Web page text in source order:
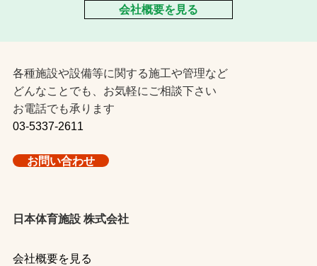
会社概要を見る
各種施設や設備等に関する施工や管理など
どんなことでも、お気軽にご相談下さい
お電話でも承ります
03-5337-2611
お問い合わせ
日本体育施設 株式会社
会社概要を見る